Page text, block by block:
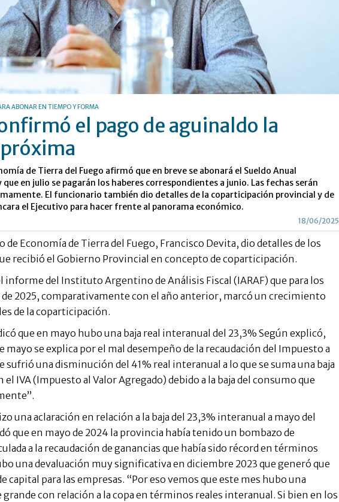
ABONAR EN TIEMPO Y FORMA
el pago de aguinaldo la
de Tierra del Fuego afirmó que en breve se abonará el Sueldo Anual
en julio se pagarán los haberes correspondientes a junio. Las fechas serán
El funcionario también dio detalles de la coparticipación provincial y de
el Ejecutivo para hacer frente al panorama económico.
18/06/2025
de Economía de Tierra del Fuego, Francisco Devita, dio detalles de los
recibió el Gobierno Provincial en concepto de coparticipación.
informe del Instituto Argentino de Análisis Fiscal (IARAF) que para los
2025, comparativamente con el año anterior, marcó un crecimiento
de la coparticipación.
que en mayo hubo una baja real interanual del 23,3% Según explicó,
mayo se explica por el mal desempeño de la recaudación del Impuesto a
sufrió una disminución del 41% real interanual a lo que se suma una baja
el IVA (Impuesto al Valor Agregado) debido a la baja del consumo que
una aclaración en relación a la baja del 23,3% interanual a mayo del
que en mayo de 2024 la provincia había tenido un bombazo de
a la recaudación de ganancias que había sido récord en términos
una devaluación muy significativa en diciembre 2023 que generó que
capital para las empresas. “Por eso vemos que este mes hubo una
grande con relación a la copa en términos reales interanual. Si bien en los